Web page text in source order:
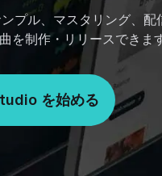
プル、マスタリング、配
を制作・リリースできます
を始める